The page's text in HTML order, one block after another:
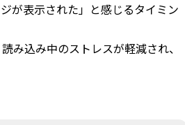
が表示された」と感じるタイミン
み込み中のストレスが軽減され、